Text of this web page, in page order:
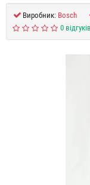
Виробник: Bosch
0 відгуків